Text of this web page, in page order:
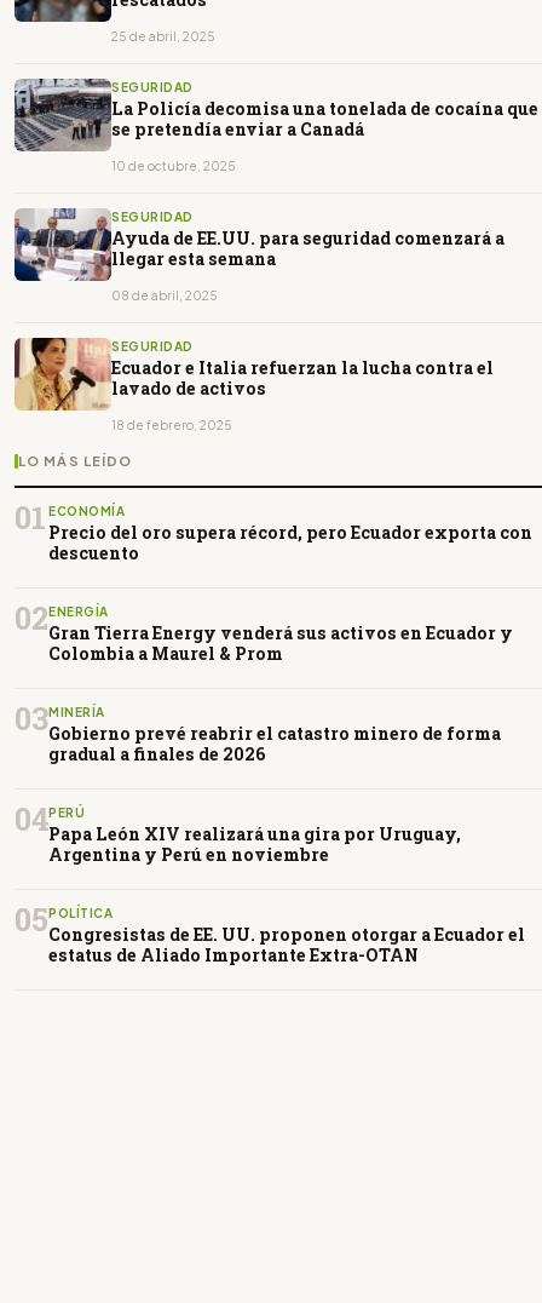
25 de abril, 2025
SEGURIDAD
La Policía decomisa una tonelada de cocaína que
se pretendía enviar a Canadá
10 de octubre, 2025
SEGURIDAD
Ayuda de EE.UU. para seguridad comenzará a
llegar esta semana
08 de abril, 2025
SEGURIDAD
Ecuador e Italia refuerzan la lucha contra el
lavado de activos
18 de febrero, 2025
LO MÁS LEÍDO
01 ECONOMÍA
Precio del oro supera récord, pero Ecuador exporta con
descuento
02 ENERGÍA
Gran Tierra Energy venderá sus activos en Ecuador y
Colombia a Maurel & Prom
03MINERÍA
Gobierno prevé reabrir el catastro minero de forma
gradual a finales de 2026
04PERÚ
Papa León XIV realizará una gira por Uruguay,
Argentina y Perú en noviembre
05 POLÍTICA
Congresistas de EE. UU. proponen otorgar a Ecuador el
estatus de Aliado Importante Extra-OTAN